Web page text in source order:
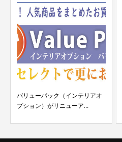
バリューパック（インテリアオ
プション）がリニューア...